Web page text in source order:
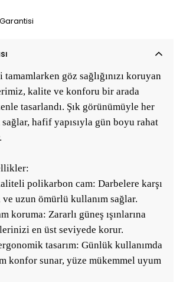
göz sağlığınızı koruyan
kalite ve konforu bir arada
tasarlandı. Şık görünümüyle her
hafif yapısıyla gün boyu rahat
polikarbon cam: Darbelere karşı
ve uzun ömürlü kullanım sağlar.
koruma: Zararlı güneş ışınlarına
en üst seviyede korur.
tasarım: Günlük kullanımda
konfor sunar, yüze mükemmel uyum